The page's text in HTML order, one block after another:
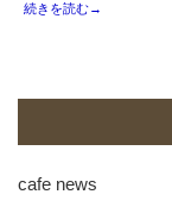
続きを読む→
cafe news